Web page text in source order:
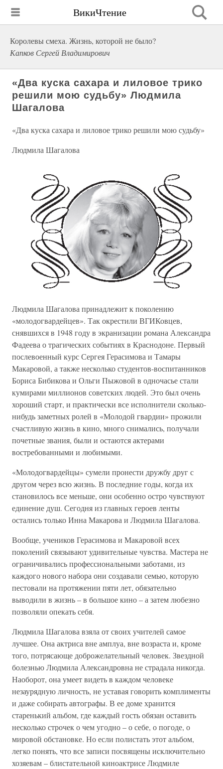
ВикиЧтение
Королевы смеха. Жизнь, которой не было?
Капков Сергей Владимирович
«Два куска сахара и лиловое трико
решили мою судьбу» Людмила
Шагалова
«Два куска сахара и лиловое трико решили мою судьбу»
Людмила Шагалова
Людмила Шагалова принадлежит к поколению
«молодогвардейцев». Так окрестили ВГИКовцев,
снявшихся в 1948 году в экранизации романа Александра
Фадеева о трагических событиях в Краснодоне. Первый
послевоенный курс Сергея Герасимова и Тамары
Макаровой, а также несколько студентов-воспитанников
Бориса Бибикова и Ольги Пыжовой в одночасье стали
кумирами миллионов советских людей. Это был очень
хороший старт, и практически все исполнители сколько-
нибудь заметных ролей в «Молодой гвардии» прожили
счастливую жизнь в кино, много снимались, получали
почетные звания, были и остаются актерами
востребованными и любимыми.
«Молодогвардейцы» сумели пронести дружбу друг с
другом через всю жизнь. В последние годы, когда их
становилось все меньше, они особенно остро чувствуют
единение душ. Сегодня из главных героев ленты
остались только Инна Макарова и Людмила Шагалова.
Вообще, учеников Герасимова и Макаровой всех
поколений связывают удивительные чувства. Мастера не
ограничивались профессиональными заботами, из
каждого нового набора они создавали семью, которую
пестовали на протяжении пяти лет, обязательно
выводили в жизнь – в большое кино – а затем любезно
позволяли опекать себя.
Людмила Шагалова взяла от своих учителей самое
лучшее. Она актриса вне амплуа, вне возраста и, кроме
того, потрясающе доброжелательный человек. Звездной
болезнью Людмила Александровна не страдала никогда.
Наоборот, она умеет видеть в каждом человеке
незаурядную личность, не уставая говорить комплименты
и даже собирать автографы. В ее доме хранится
старенький альбом, где каждый гость обязан оставить
несколько строчек о чем угодно – о себе, о погоде, о
мировой обстановке. Но если полистать этот альбом,
легко понять, что все записи посвящены исключительно
хозяевам – блистательной киноактрисе Людмиле